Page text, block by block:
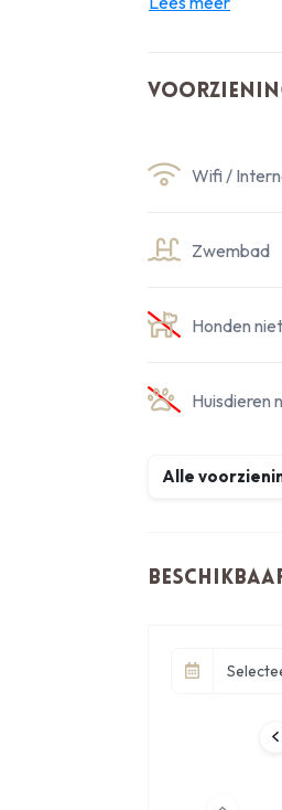
Wifi /
Zwembad
Honden
Huisdieren
Alle